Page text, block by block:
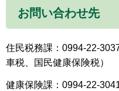
お問い合わせ先
住民税務課：0994-22-
車税、国民健康保険税）
健康保険課：0994-22-